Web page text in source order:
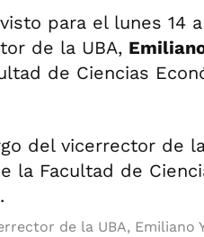
para el lunes 14 a
de la UBA,
de Ciencias
de la UBA, Emiliano